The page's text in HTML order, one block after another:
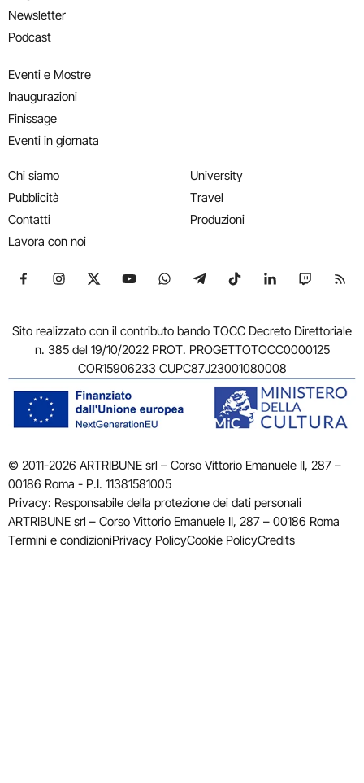
Newsletter
Podcast
Eventi e Mostre
Inaugurazioni
Finissage
Eventi in giornata
Chi siamo
Pubblicità
Contatti
Lavora con noi
University
Travel
Produzioni
Seguici su Facebook
Seguici su Instagram
Seguici su X
Seguici su YouTube
Seguici su WhatsApp
Seguici su Telegram
Seguici su TikTok
Seguici su
Seguici
Sito realizzato con il contributo bando TOCC Decreto Direttoriale
n. 385 del 19/10/2022 PROT. PROGETTOTOCC0000125
COR15906233 CUPC87J23001080008
© 2011-2026 ARTRIBUNE srl – Corso Vittorio Emanuele II, 287 –
00186 Roma - P.I. 11381581005
Privacy: Responsabile della protezione dei dati personali
ARTRIBUNE srl – Corso Vittorio Emanuele II, 287 – 00186 Roma
Termini e condizioniPrivacy PolicyCookie PolicyCredits